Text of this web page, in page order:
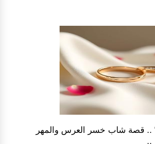
قصة شاب خسر العرس والمهر